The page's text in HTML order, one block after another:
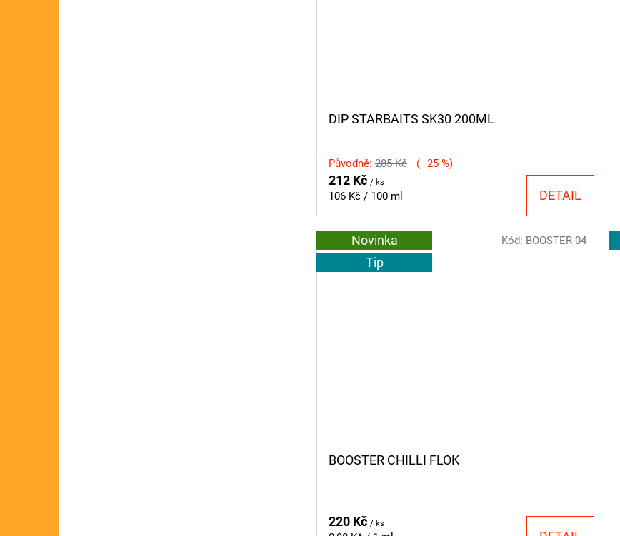
DIP STARBAITS SK30 200ML
Původně: 285 Kč (–25 %)
212 Kč / ks
Měrná
106 Kč / 100 ml DETAIL
Novinka
Tip
BOOSTER CHILLI FLOK
220 Kč / ks
Kód: BOOSTER-04